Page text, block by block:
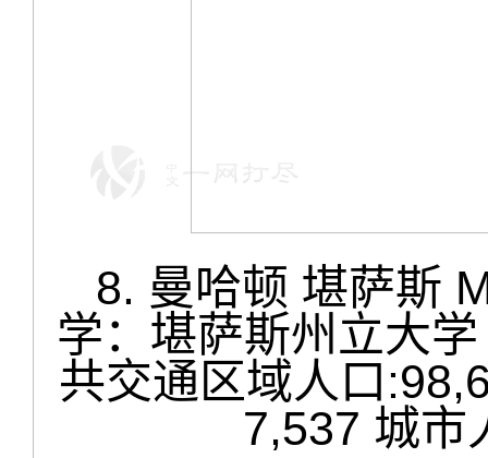
8. 曼哈顿 堪萨斯
学：堪萨斯州立大
共交通区域人口
7,537 城市